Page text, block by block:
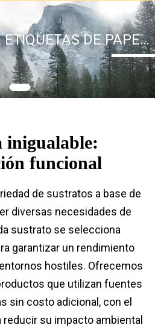
ETIQUETAS DE PAPEL
inigualable:
funcional
de sustratos a base de
diversas necesidades de
sustrato se selecciona
garantizar un rendimiento
hostiles. Ofrecemos
que utilizan fuentes
sin costo adicional, con el
reducir su impacto ambiental